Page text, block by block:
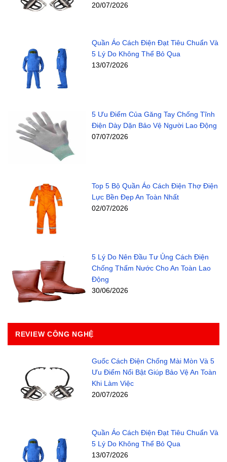
20/07/2026
Quần Áo Cách Điện Đạt Tiêu Chuẩn Và
5 Lý Do Không Thể Bỏ Qua
13/07/2026
5 Ưu Điểm Của Găng Tay Chống Tĩnh
Điện Dày Dặn Bảo Vệ Người Lao Động
07/07/2026
Top 5 Bộ Quần Áo Cách Điện Thợ Điện
Lực Bền Đẹp An Toàn Nhất
02/07/2026
5 Lý Do Nên Đầu Tư Ủng Cách Điện
Chống Thấm Nước Cho An Toàn Lao
Động
30/06/2026
REVIEW CÔNG NGHỆ
Guốc Cách Điện Chống Mài Mòn Và 5
Ưu Điểm Nổi Bật Giúp Bảo Vệ An Toàn
Khi Làm Việc
20/07/2026
Quần Áo Cách Điện Đạt Tiêu Chuẩn Và
5 Lý Do Không Thể Bỏ Qua
13/07/2026